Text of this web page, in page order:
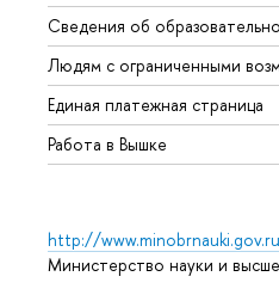
Сведения об
Людям с ограниченными
Единая платежная страница
Работа в Вышке
http://
Министерство науки и